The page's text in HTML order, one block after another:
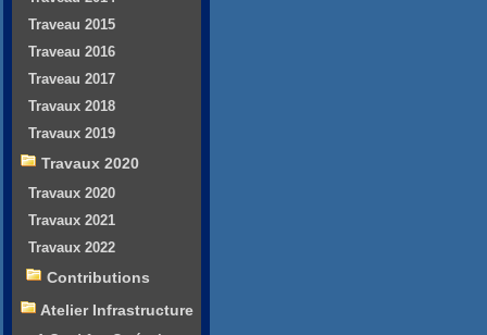
Traveau 2015
Traveau 2016
Traveau 2017
Travaux 2018
Travaux 2019
Travaux 2020
Travaux 2020
Travaux 2021
Travaux 2022
Contributions
Atelier Infrastructure